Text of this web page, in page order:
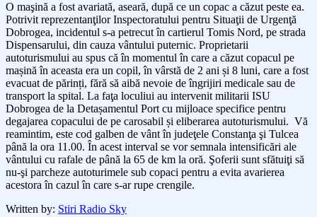
O maşină a fost avariată, aseară, după ce un copac a căzut peste ea.
Potrivit reprezentanţilor Inspectoratului pentru Situaţii de Urgenţă
Dobrogea, incidentul s-a petrecut în cartierul Tomis Nord, pe strada
Dispensarului, din cauza vântului puternic. Proprietarii
autoturismului au spus că în momentul în care a căzut copacul pe
mașină în aceasta era un copil, în vârstă de 2 ani și 8 luni, care a fost
evacuat de părinți, fără să aibă nevoie de îngrijiri medicale sau de
transport la spital. La faţa loculiui au intervenit militarii ISU
Dobrogea de la Detașamentul Port cu mijloace specifice pentru
degajarea copacului de pe carosabil și eliberarea autoturismului. Vă
reamintim, este cod galben de vânt în judeţele Constanţa şi Tulcea
până la ora 11.00. În acest interval se vor semnala intensificări ale
vântului cu rafale de până la 65 de km la oră. Şoferii sunt sfătuiţi să
nu-şi parcheze autoturimele sub copaci pentru a evita avarierea
acestora în cazul în care s-ar rupe crengile.
Written by: Stiri Radio Sky